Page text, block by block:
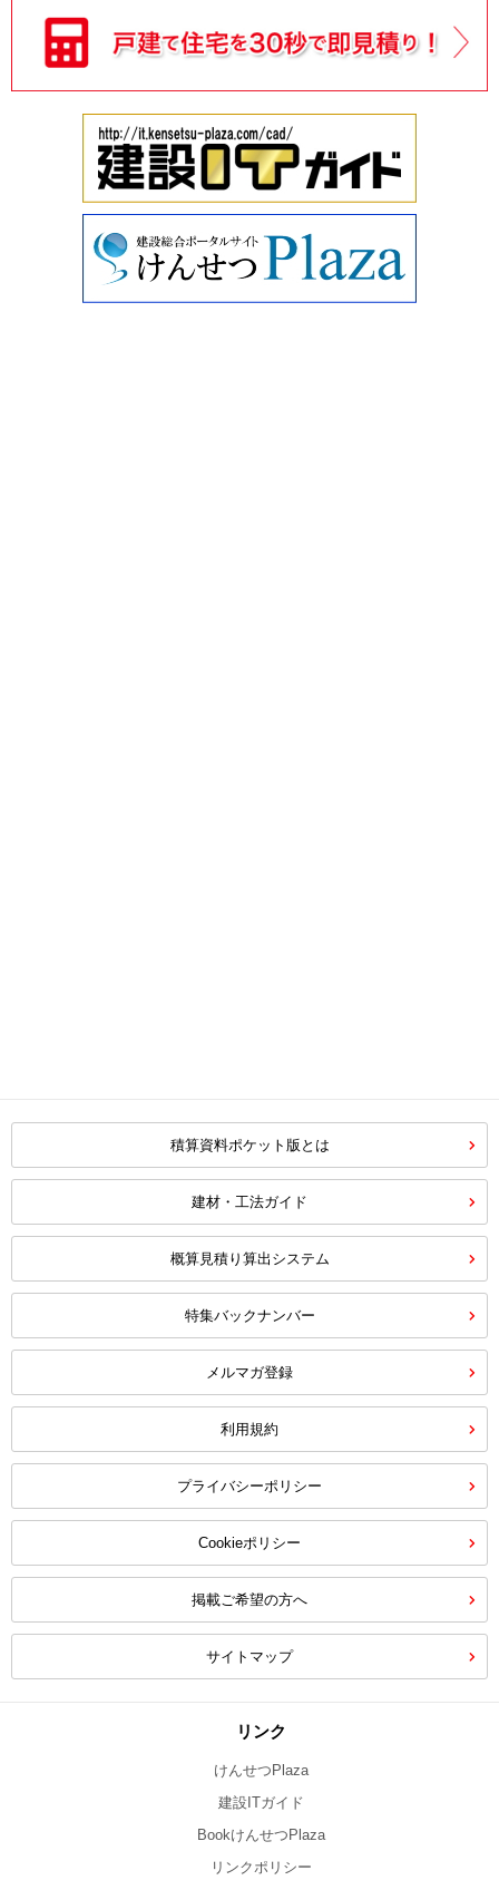
積算資料ポケット版とは
建材・工法ガイド
概算見積り算出システム
特集バックナンバー
メルマガ登録
利用規約
プライバシーポリシー
Cookieポリシー
掲載ご希望の方へ
サイトマップ
リンク
けんせつPlaza
建設ITガイド
BookけんせつPlaza
リンクポリシー